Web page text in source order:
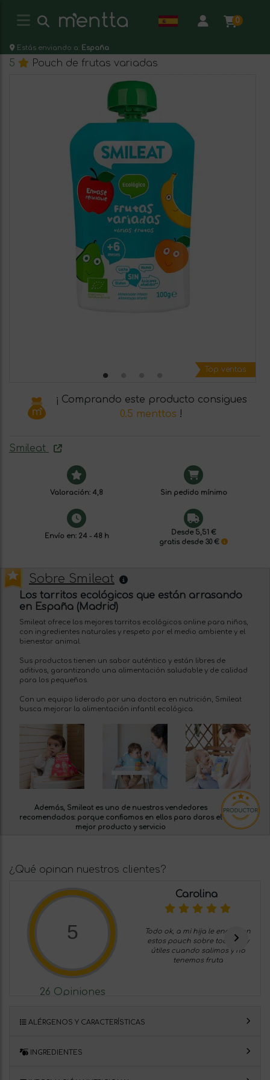
0
Estás enviando a: España
5 Pouch de frutas variadas
Top ventas
¡ Comprando este producto consigues
0.5 menttos !
Smileat
Valoración: 4,8 Sin pedido mínimo
Envío en: 24 - 48 h
Desde 5,51 €
gratis desde 30 €
Sobre Smileat
Los tarritos ecológicos que están arrasando
en España (Madrid)
Smileat ofrece los mejores tarritos ecológicos online para niños,
con ingredientes naturales y respeto por el medio ambiente y el
bienestar animal.
Sus productos tienen un sabor auténtico y están libres de
aditivos, garantizando una alimentación saludable y de calidad
para los pequeños.
Con un equipo liderado por una doctora en nutrición, Smileat
busca mejorar la alimentación infantil ecológica.
Además, Smileat es uno de nuestros vendedores
recomendados: porque confiamos en ellos para daros el
mejor producto y servicio
¿Qué opinan nuestros clientes?
5
26 Opiniones
Carolina
Todo ok, a mi hija le encantan
estos pouch sobre todo muy
útiles cuando salimos y no
tenemos fruta
ALÉRGENOS Y CARACTERÍSTICAS
INGREDIENTES